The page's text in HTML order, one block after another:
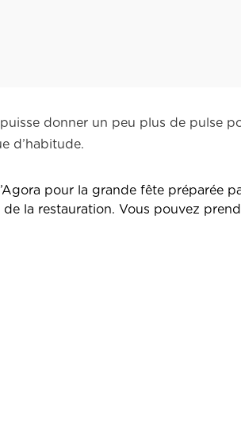
puisse donner un peu plus de pulse
d’habitude.
pour la grande fête préparée
la restauration. Vous pouvez